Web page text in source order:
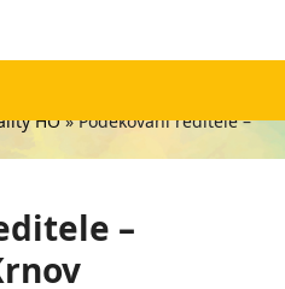
HO»Poděkování ředitele –
–